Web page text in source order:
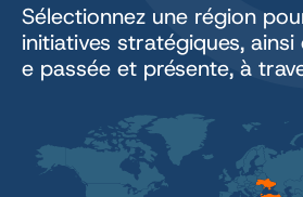
Sélectionnez une région
initiatives stratégiques, ainsi
e passée et présente, à